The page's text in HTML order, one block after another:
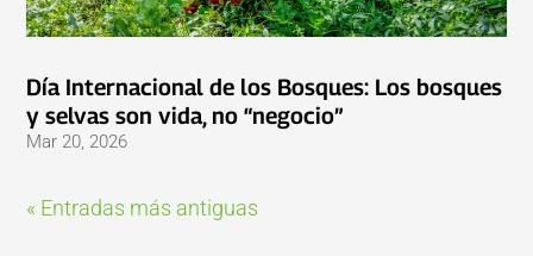
Día Internacional de los Bosques: Los bosques
y selvas son vida, no “negocio”
Mar 20, 2026
« Entradas más antiguas